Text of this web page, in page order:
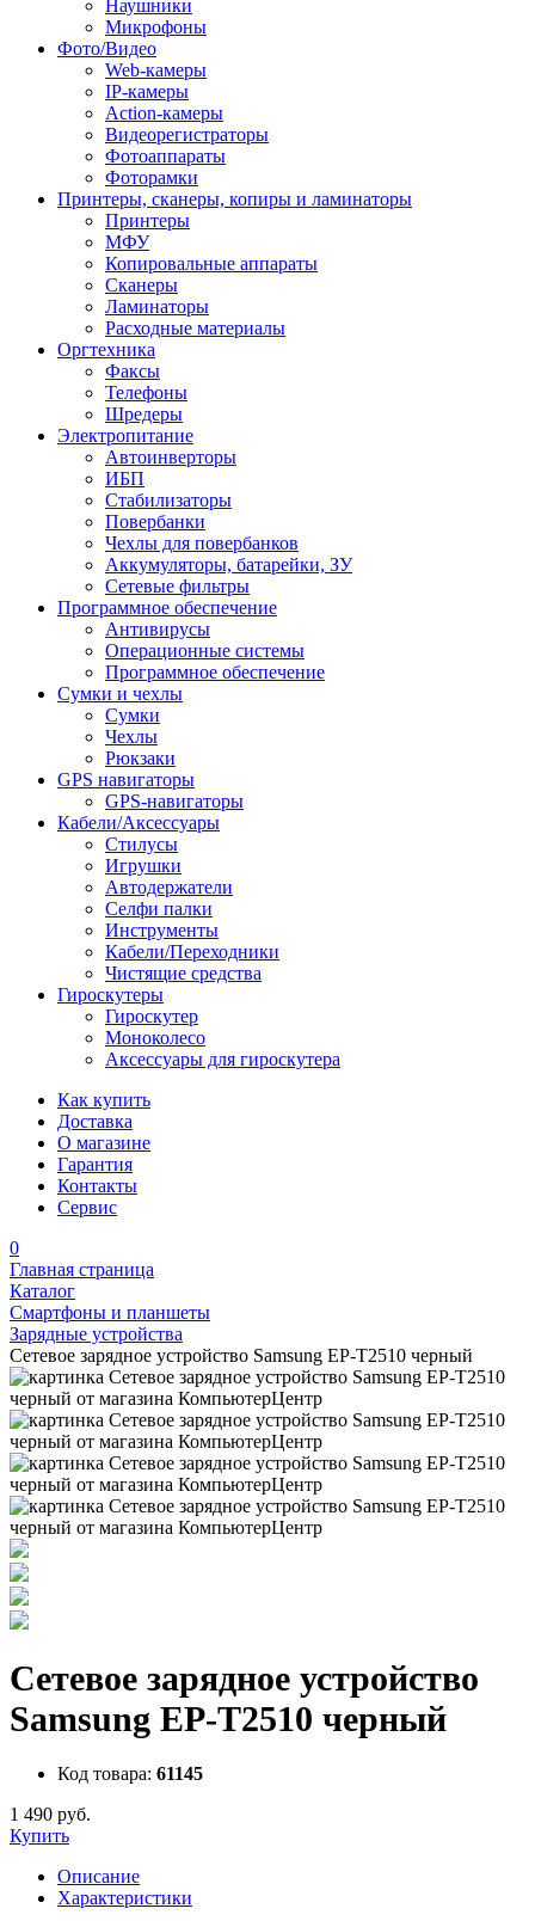
Наушники
Микрофоны
Фото/Видео
Web-камеры
IP-камеры
Action-камеры
Видеорегистраторы
Фотоаппараты
Фоторамки
Принтеры, сканеры, копиры и ламинаторы
Принтеры
МФУ
Копировальные аппараты
Сканеры
Ламинаторы
Расходные материалы
Оргтехника
Факсы
Телефоны
Шредеры
Электропитание
Автоинверторы
ИБП
Стабилизаторы
Повербанки
Чехлы для повербанков
Аккумуляторы, батарейки, ЗУ
Сетевые фильтры
Программное обеспечение
Антивирусы
Операционные системы
Программное обеспечение
Сумки и чехлы
Сумки
Чехлы
Рюкзаки
GPS навигаторы
GPS-навигаторы
Кабели/Аксессуары
Стилусы
Игрушки
Автодержатели
Селфи палки
Инструменты
Кабели/Переходники
Чистящие средства
Гироскутеры
Гироскутер
Моноколесо
Аксессуары для гироскутера
Как купить
Доставка
О магазине
Гарантия
Контакты
Сервис
0
Главная страница
Каталог
Смартфоны и планшеты
Зарядные устройства
Сетевое зарядное устройство Samsung EP-T2510 черный
Сетевое зарядное устройство
Samsung EP-T2510 черный
Код товара: 61145
1 490 руб.
Купить
Описание
Характеристики